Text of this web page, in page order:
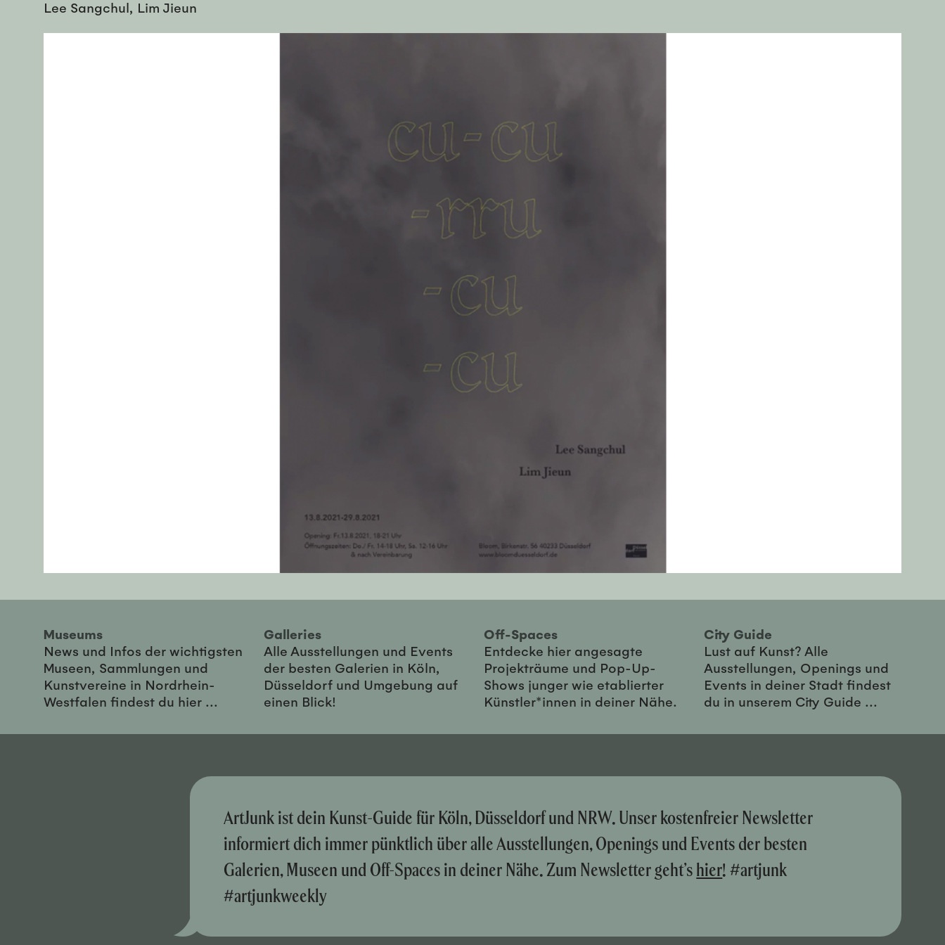
Lee Sangchul, Lim Jieun
Museums
News und Infos der wichtigsten
Museen, Sammlungen und
Kunstvereine in Nordrhein-
Westfalen findest du hier ...
Galleries
Alle Ausstellungen und Events
der besten Galerien in Köln,
Düsseldorf und Umgebung auf
einen Blick!
Off-Spaces
Entdecke hier angesagte
Projekträume und Pop-Up-
Shows junger wie etablierter
Künstler*innen in deiner Nähe.
City Guide
Lust auf Kunst? Alle
Ausstellungen, Openings und
Events in deiner Stadt findest
du in unserem City Guide ...
ArtJunk ist dein Kunst-Guide für Köln, Düsseldorf und NRW. Unser kostenfreier Newsletter
informiert dich immer pünktlich über alle Ausstellungen, Openings und Events der besten
Galerien, Museen und Off-Spaces in deiner Nähe. Zum Newsletter geht’shier! #artjunk
#artjunkweekly